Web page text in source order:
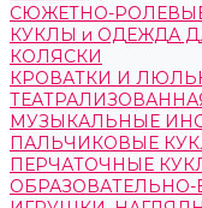
СЮЖЕТНО-
КУКЛЫ и ОДЕЖДА
КОЛЯСКИ
КРОВАТКИ И
МУЗЫКАЛЬНЫЕ
ПАЛЬЧИКОВЫЕ
ПЕРЧАТОЧНЫЕ